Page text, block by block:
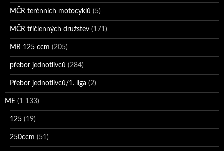
MČR terénních motocyklů (5)
MČR tříčlenných družstev (171)
MR 125 ccm (205)
přebor jednotlivců (284)
Přebor jednotlivců/1. liga (2)
ME (1 133)
125 (19)
250ccm (51)